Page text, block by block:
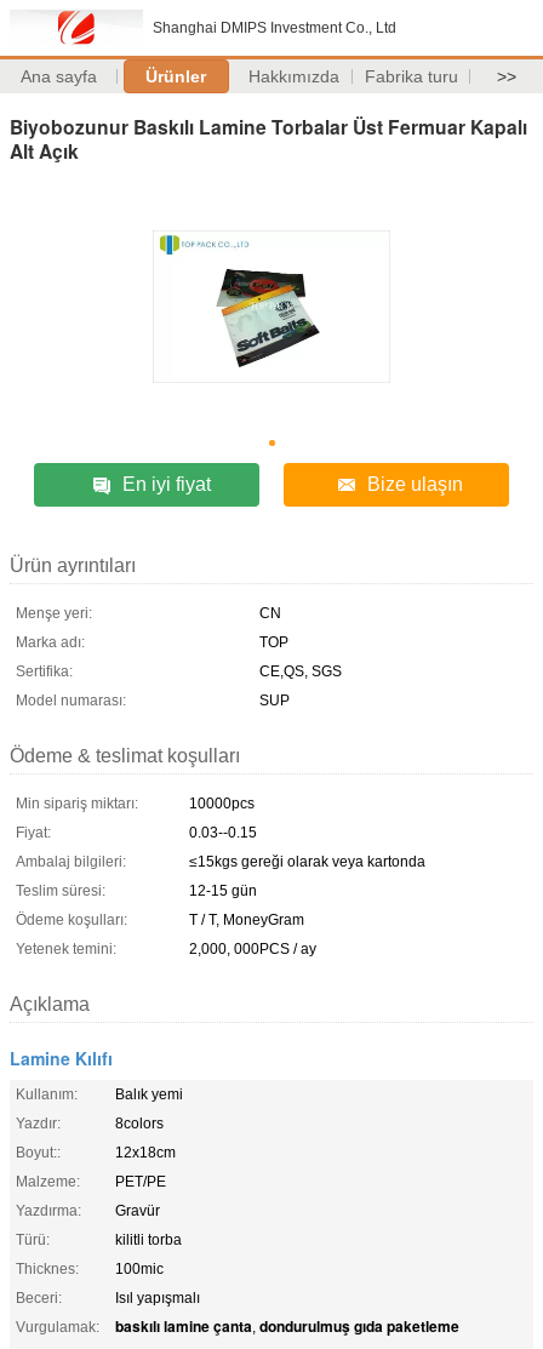
Shanghai DMIPS Investment Co., Ltd
Ana sayfa Ürünler Hakkımızda Fabrika turu >>
Biyobozunur Baskılı Lamine Torbalar Üst Fermuar Kapalı
Alt Açık
En iyi fiyat Bize ulaşın
Ürün ayrıntıları
Menşe yeri:
CN
Marka adı:
TOP
Sertifika:
CE,QS, SGS
Model numarası:
SUP
Ödeme & teslimat koşulları
Min sipariş miktarı:
10000pcs
Fiyat:
0.03--0.15
Ambalaj bilgileri:
≤15kgs gereği olarak veya kartonda
Teslim süresi:
12-15 gün
Ödeme koşulları:
T / T, MoneyGram
Yetenek temini:
2,000, 000PCS / ay
Açıklama
Lamine Kılıfı
Kullanım:
Balık yemi
Yazdır:
8colors
Boyut::
12x18cm
Malzeme:
PET/PE
Yazdırma:
Gravür
Türü:
kilitli torba
Thicknes:
100mic
Beceri:
Isıl yapışmalı
Vurgulamak:
baskılı lamine çanta, dondurulmuş gıda paketleme